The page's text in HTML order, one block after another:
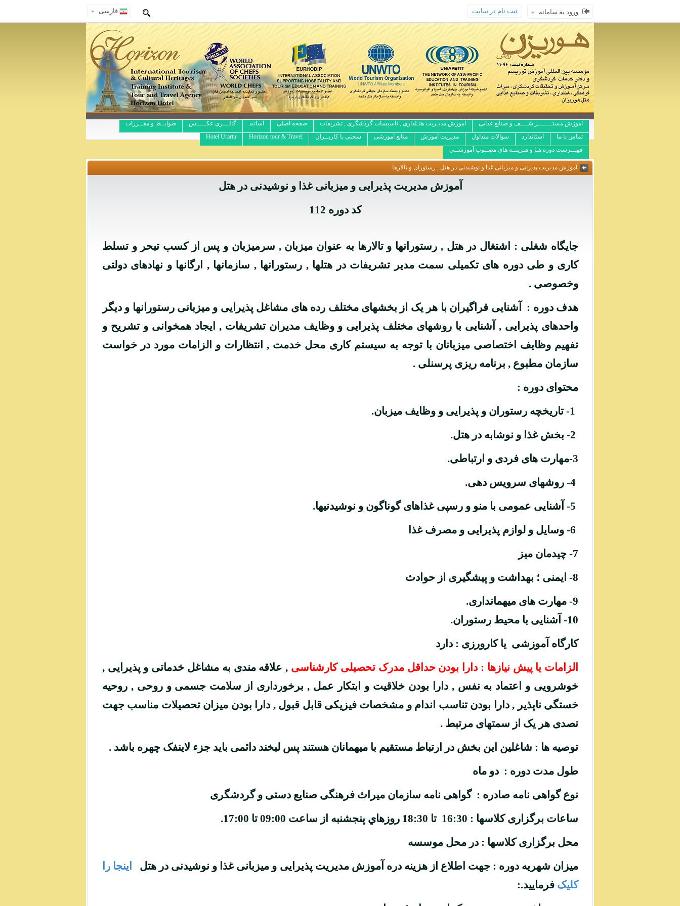
فارسی ورود به سامانه ثبت نام در سایت
آموزش مستـــــــر شــــف و صنایع غذایی آموزش مدیـریت هتـلداری , تاسیسات گردشگری , تشریفات صفحه اصلی اساتید گالـــری عکـــــس
ضوابــط و مقــررات
تماس با ما
استاندارد سوالات متداول مدیریت آموزش منابع آموزشی سخنی با کاربــران Horizon tour & Travel
Hotel Urartu
فهـــرست دوره هـا و هـزینــه های مصــوب آموزشــی
آموزش مدیریت پذیرایی و میزبانی غذا و نوشیدنی در هتل , رستوران و تالارها
آموزش مدیریت پذیرایی و میزبانی غذا و نوشیدنی در هتل
کد دوره 112
جایگاه شغلی : اشتغال در هتل , رستورانها و تالارها به عنوان میزبان , سرمیزبان و پس از کسب تبحر و تسلط
کاری و طی دوره های تکمیلی سمت مدیر تشریفات در هتلها , رستورانها , سازمانها , ارگانها و نهادهای دولتی
وخصوصی .
هدف دوره : آشنایی فراگیران با هر یک از بخشهای مختلف رده های مشاغل پذیرایی و میزبانی رستورانها و دیگر
واحدهای پذیرایی , آشنایی با روشهای مختلف پذیرایی و وظایف مدیران تشریفات , ایجاد همخوانی و تشریح و
تفهیم وظایف اختصاصی میزبانان با توجه به سیستم کاری محل خدمت , انتظارات و الزامات مورد در خواست
سازمان مطبوع , برنامه ریزی پرسنلی .
محتوای دوره :
1- تاریخچه رستوران و پذیرایی و وظایف میزبان.
3-مهارت های فردی و ارتباطی.
7- چیدمان میز
8-
ایمنی ؛ بهداشت و پیشگیری از حوادث
9- مهارت های میهمانداری.
10- آشنایی با محیط رستوران.
کارگاه آموزشی یا کارورزی : دارد
الزامات یا پیش نیازها : دارا بودن حداقل مدرک تحصیلی کارشناسی , علاقه مندی به مشاغل خدماتی و پذیرایی ,
خوشرویی و اعتماد به نفس , دارا بودن خلاقیت و ابتکار عمل , برخورداری از سلامت جسمی و روحی , روحیه
خستگی ناپذیر , دارا بودن تناسب اندام و مشخصات فیزیکی قابل قبول , دارا بودن میزان تحصیلات مناسب جهت
تصدی هر یک از سمتهای مرتبط .
توصیه ها : شاغلین این بخش در ارتباط مستقیم با میهمانان هستند پس لبخند دائمی باید جزء لاینفک چهره باشد .
طول مدت دوره : دو ماه
نوع گواهی نامه صادره : گواهی نامه سازمان میراث فرهنگی صنایع دستی و گردشگری
ساعات برگزاری کلاسها :
محل برگزاری کلاسها : در محل موسسه
میزان شهریه دوره : جهت اطلاع از هزینه دره آموزش مدیریت پذیرایی و میزبانی غذا و نوشیدنی در هتل
اینجا را
کلیک فرمایید.: